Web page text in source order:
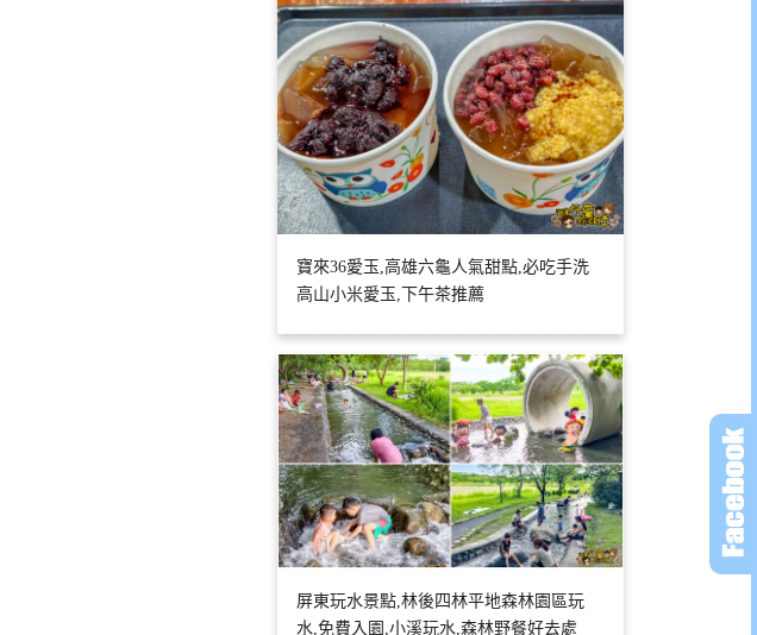
寶來36愛玉,高雄六龜人氣甜點,必吃手洗
高山小米愛玉,下午茶推薦
屏東玩水景點,林後四林平地森林園區玩
水,免費入園,小溪玩水,森林野餐好去處